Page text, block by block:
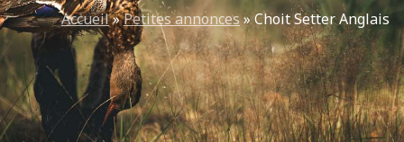
Accueil»Petites annonces»Choit Setter Anglais